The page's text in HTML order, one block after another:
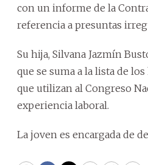
con un informe de la
referencia a presuntas
Su hija, Silvana Jazmín
que se suma a la lista de
que utilizan al Congreso
experiencia laboral.
La joven es encargada de